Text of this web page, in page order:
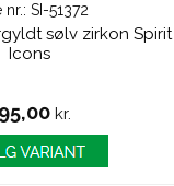
nr.: SI-51372
sølv zirkon Spirit
Icons
kr.